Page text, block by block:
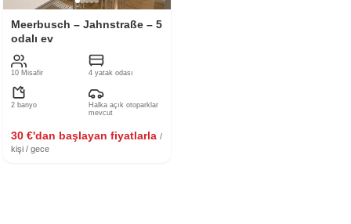
Meerbusch – Jahnstraße – 5
odalı ev
10 Misafir 4 yatak odası
2 banyo
Halka açık otoparklar
mevcut
30 €'dan başlayan fiyatlarla /
kişi / gece